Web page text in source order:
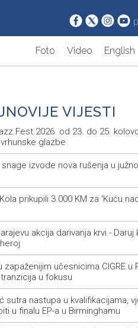
Foto Video English
VIJESTI
Fest 2026. od 23. do 25.
glazbe
izvode nova rušenja u
prikupili 3.000 KM za 'Kuću
akcija darivanja krvi - Daruj
zapaženijim učesnicima CIGRE u
u fokusu
sutra nastupa u kvalifikacijama,
u finalu EP-a u Birminghamu